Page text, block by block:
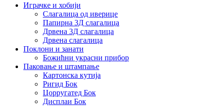
Играчке и хобији
Слагалица од иверице
Папирна 3Д слагалица
Дрвена 3Д слагалица
Дрвена слагалица
Поклони и занати
Божићни украсни прибор
Паковање и штампање
Картонска кутија
Ригид Бок
Цорругатед Бок
Дисплаи Бок